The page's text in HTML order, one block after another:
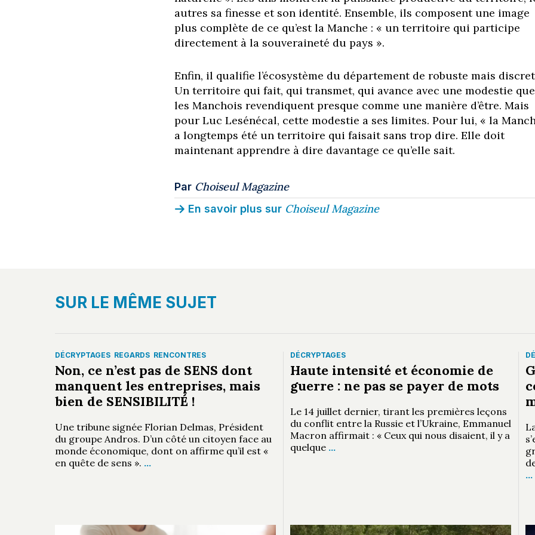
autres sa finesse et son identité. Ensemble, ils composent une image
plus complète de ce qu’est la Manche : « un territoire qui participe
directement à la souveraineté du pays ».
Enfin, il qualifie l’écosystème du département de robuste mais
Un territoire qui fait, qui transmet, qui avance avec une modestie que
les Manchois revendiquent presque comme une manière d’être. Mais
pour Luc Lesénécal, cette modestie a ses limites. Pour lui, « la
a longtemps été un territoire qui faisait sans trop dire. Elle doit
maintenant apprendre à dire davantage ce qu’elle sait.
Par Choiseul Magazine
En savoir plus sur Choiseul Magazine
SUR LE MÊME SUJET
DÉCRYPTAGES REGARDS RENCONTRES
Non, ce n’est pas de SENS dont
manquent les entreprises, mais
bien de SENSIBILITÉ !
Une tribune signée Florian Delmas, Président
du groupe Andros. D’un côté un citoyen face au
monde économique, dont on affirme qu’il est «
en quête de sens ». …
DÉCRYPTAGES
Haute intensité et économie de
guerre : ne pas se payer de mots
Le 14 juillet dernier, tirant les premières leçons
du conflit entre la Russie et l’Ukraine, Emmanuel
Macron affirmait : « Ceux qui nous disaient, il y a
quelque …
…